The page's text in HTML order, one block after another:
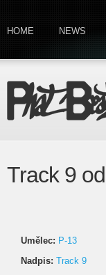
HOME NEWS
Track 9
Umělec: P-13
Nadpis: Track 9